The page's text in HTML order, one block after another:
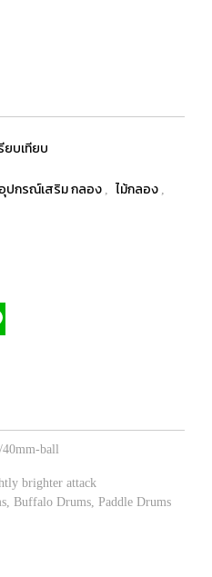
ยบเทียบ
อุปกรณ์เสริม กลอง , ไม้กลอง ,
ball
brighter attack
Buffalo Drums, Paddle Drums